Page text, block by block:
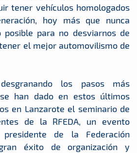
tener vehículos homologados
hoy más que nunca
posible para no desviarnos de
el mejor automovilismo de
los pasos más
han dado en estos últimos
en Lanzarote el seminario de
de la RFEDA, un evento
de la Federación
éxito de organización y